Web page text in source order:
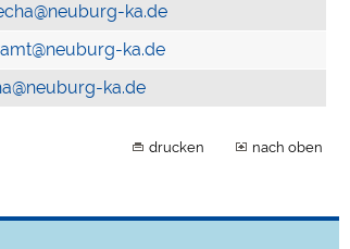
ka.de
ka.de
ka.de
drucken nach oben